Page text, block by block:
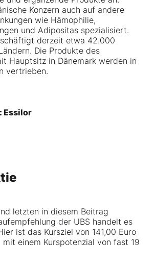
Konzern auch auf andere
wie Hämophilie,
und Adipositas spezialisiert.
derzeit etwa 42.000
Die Produkte des
Hauptsitz in Dänemark werden in
vertrieben.
Essilor
letzten in diesem Beitrag
der UBS handelt es
ist das Kursziel von 141,00 Euro
einem Kurspotenzial von fast 19